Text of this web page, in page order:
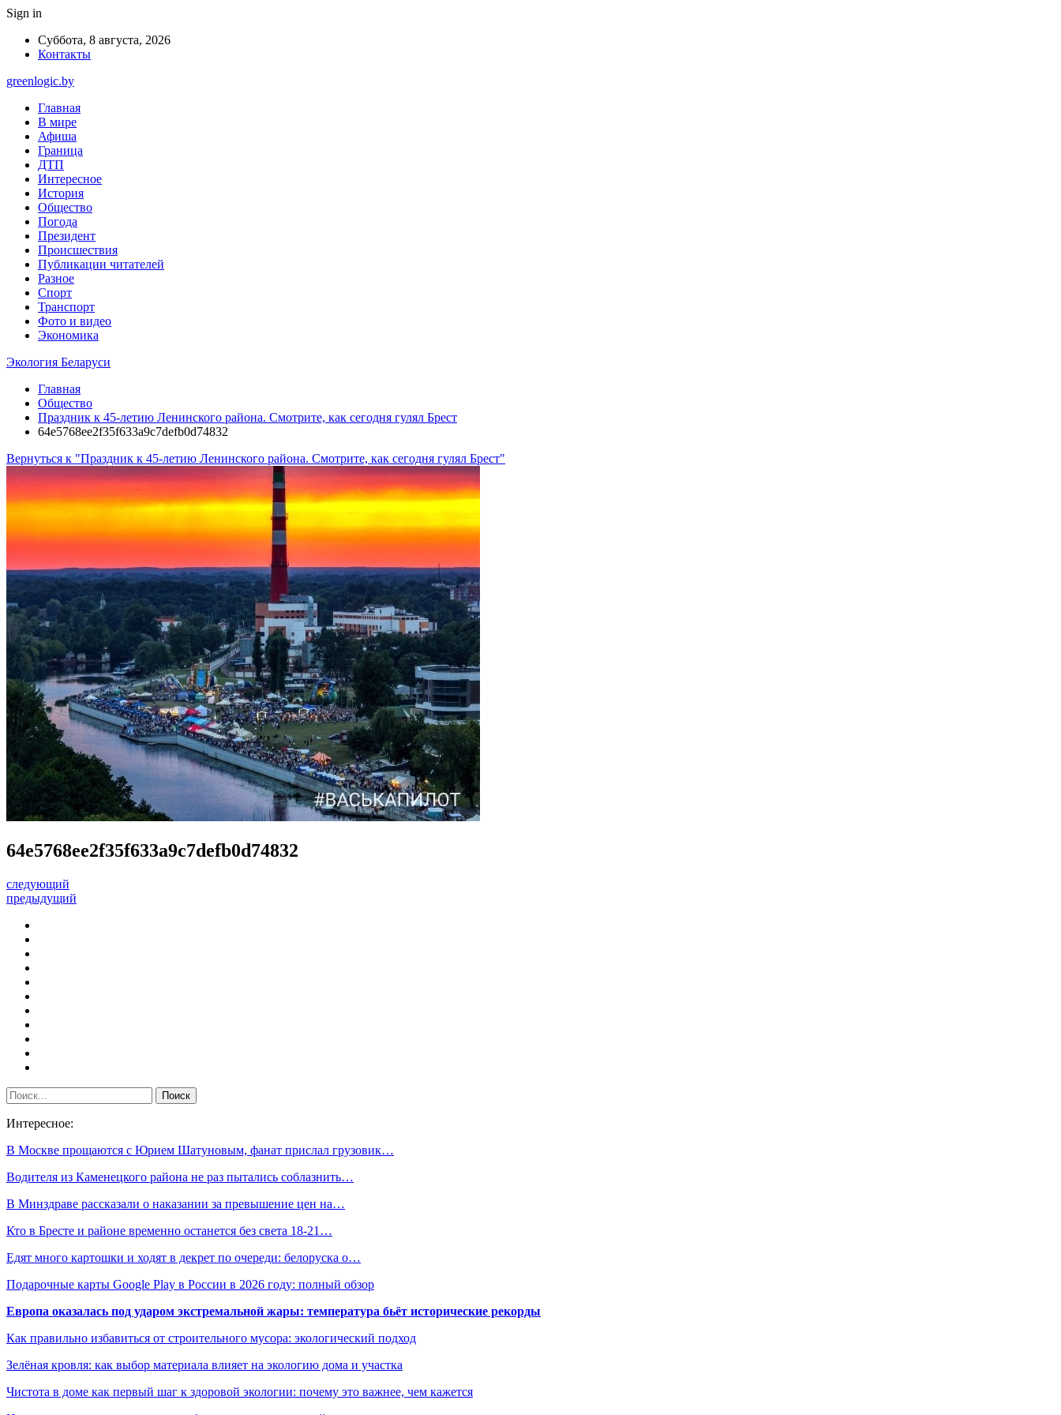
Sign in
Суббота, 8 августа, 2026
Контакты
greenlogic.by
Главная
В мире
Афиша
Граница
ДТП
Интересное
История
Общество
Погода
Президент
Происшествия
Публикации читателей
Разное
Спорт
Транспорт
Фото и видео
Экономика
Экология Беларуси
Главная
Общество
Праздник к 45-летию Ленинского района. Смотрите, как сегодня гулял Брест
64e5768ee2f35f633a9c7defb0d74832
Вернуться к "Праздник к 45-летию Ленинского района. Смотрите, как сегодня гулял Брест"
64e5768ee2f35f633a9c7defb0d74832
следующий
предыдущий
Интересное:
В Москве прощаются с Юрием Шатуновым, фанат прислал грузовик…
Водителя из Каменецкого района не раз пытались соблазнить…
В Минздраве рассказали о наказании за превышение цен на…
Кто в Бресте и районе временно останется без света 18-21…
Едят много картошки и ходят в декрет по очереди: белоруска о…
Подарочные карты Google Play в России в 2026 году: полный обзор
Европа оказалась под ударом экстремальной жары: температура бьёт исторические рекорды
Как правильно избавиться от строительного мусора: экологический подход
Зелёная кровля: как выбор материала влияет на экологию дома и участка
Чистота в доме как первый шаг к здоровой экологии: почему это важнее, чем кажется